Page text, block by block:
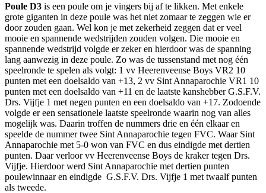
Poule D3 is een poule om je vingers bij af te likken. Met enkele
grote giganten in deze poule was het niet zomaar te zeggen wie er
door zouden gaan. Wel kon je met zekerheid zeggen dat er veel
mooie en spannende wedstrijden zouden volgen. Die mooie en
spannende wedstrijd volgde er zeker en hierdoor was de spanning
lang aanwezig in deze poule. Zo was de tussenstand met nog één
speelronde te spelen als volgt: 1 vv Heerenveense Boys VR2 10
punten met een doelsaldo van +13, 2 vv Sint Annaparochie VR1 10
punten met een doelsaldo van +11 en de laatste kanshebber G.S.F.V.
Drs. Vijfje 1 met negen punten en een doelsaldo van +17. Zodoende
volgde er een sensationele laatste speelronde waarin nog van alles
mogelijk was. Daarin troffen de nummers drie en één elkaar en
speelde de nummer twee Sint Annaparochie tegen FVC. Waar Sint
Annaparochie met 5-0 won van FVC en dus eindigde met dertien
punten. Daar verloor vv Heerenveense Boys de kraker tegen Drs.
Vijfje. Hierdoor werd Sint Annaparochie met dertien punten
poulewinnaar en eindigde G.S.F.V. Drs. Vijfje 1 met twaalf punten
als tweede.